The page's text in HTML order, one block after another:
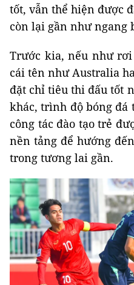
tốt, vẫn thể hiện được
còn lại gần như ngang
Trước kia, nếu như
cái tên như Australia
đặt chỉ tiêu thi đấu tốt
khác, trình độ bóng đá
công tác đào tạo trẻ
nền tảng để hướng
trong tương lai gần.